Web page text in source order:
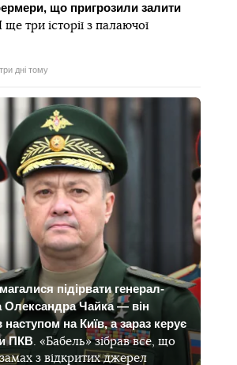
що пригрозили залити
ще три історії з палаючої
три дні тому
підірвати генерал-
Олександра Чайка — він
на Київ, а зараз керує
ПКВ. «Бабель» зібрав все, що
з відкритих джерел